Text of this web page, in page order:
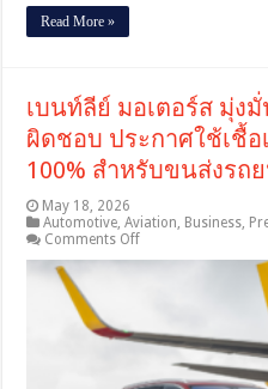
Read More »
เบนท์ลีย์ มอเตอร์ส มุ่ง
ผิดชอบ ประกาศใช้เชื้
100% สำหรับขนส่งรถ
May 18, 2026
Automotive,Aviation, Business,
Comments Offon
เบน
เต